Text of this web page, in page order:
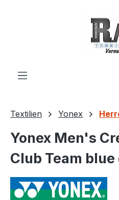
Textilien Yonex
Yonex Men's
Club Team blue